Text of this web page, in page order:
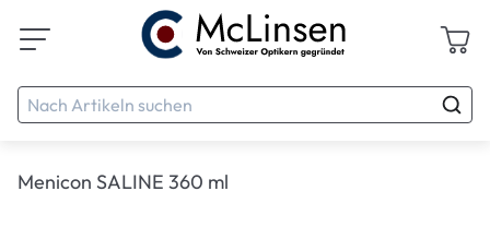
Menicon SALINE 360 ml